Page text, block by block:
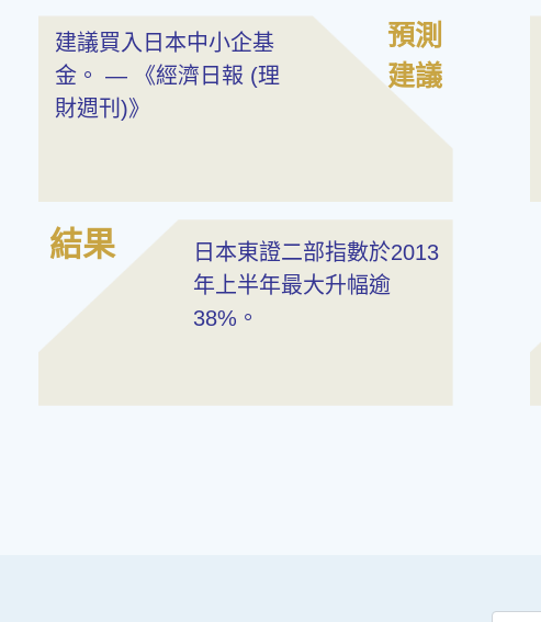
建議買入日本中小企基
金。 — 《經濟日報 (理
財週刊)》
預測
建議
結果
日本東證二部指數於2013
年上半年最大升幅逾
38%。